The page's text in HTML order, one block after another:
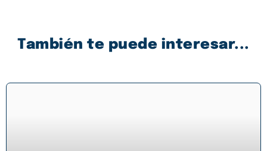
También te puede interesar...